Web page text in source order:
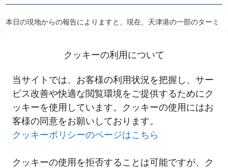
クッキーの利用について
当サイトでは、お客様の利用状況を把握し、サー
ビス改善や快適な閲覧環境をご提供するためにク
ッキーを使用しています。クッキーの使用にはお
客様の同意をお願いしております。
クッキーポリシーのページはこちら
クッキーの使用を拒否することは可能ですが、ク
本日の現地からの報告によりますと、現在、天津港の一部のターミ
お客様にはご心配をおかけしております。
ようにお願いいたします。